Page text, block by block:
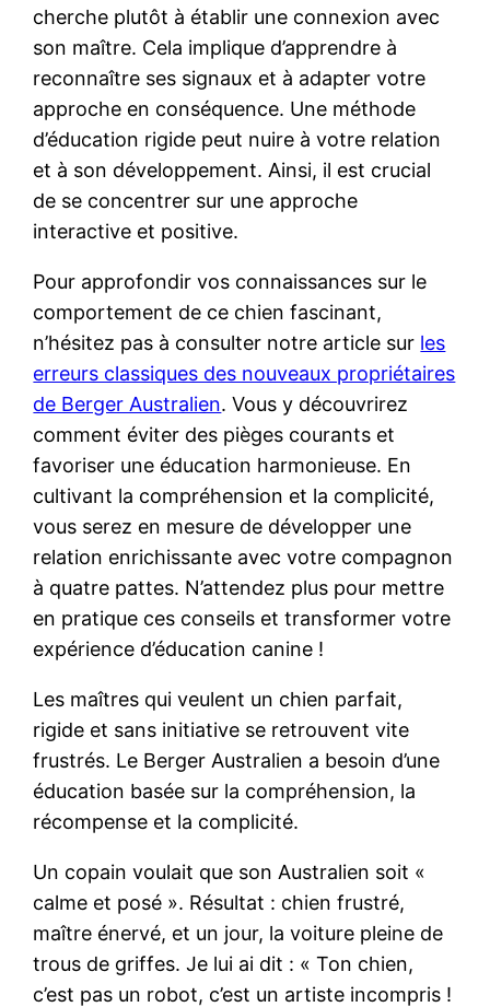
cherche plutôt à établir une connexion avec
son maître. Cela implique d’apprendre à
reconnaître ses signaux et à adapter votre
approche en conséquence. Une méthode
d’éducation rigide peut nuire à votre relation
et à son développement. Ainsi, il est crucial
de se concentrer sur une approche
interactive et positive.
Pour approfondir vos connaissances sur le
comportement de ce chien fascinant,
n’hésitez pas à consulter notre article sur les
erreurs classiques des nouveaux propriétaires
de Berger Australien. Vous y découvrirez
comment éviter des pièges courants et
favoriser une éducation harmonieuse. En
cultivant la compréhension et la complicité,
vous serez en mesure de développer une
relation enrichissante avec votre compagnon
à quatre pattes. N’attendez plus pour mettre
en pratique ces conseils et transformer votre
expérience d’éducation canine !
Les maîtres qui veulent un chien parfait,
rigide et sans initiative se retrouvent vite
frustrés. Le Berger Australien a besoin d’une
éducation basée sur la compréhension, la
récompense et la complicité.
Un copain voulait que son Australien soit «
calme et posé ». Résultat : chien frustré,
maître énervé, et un jour, la voiture pleine de
trous de griffes. Je lui ai dit : « Ton chien,
c’est pas un robot, c’est un artiste incompris !